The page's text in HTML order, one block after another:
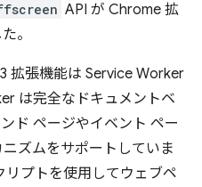
API が Chrome 拡
。
拡張機能は Service Worker
は完全なドキュメントベ
ド ページやイベント ペー
ズムをサポートしていま
プトを使用してウェブペ